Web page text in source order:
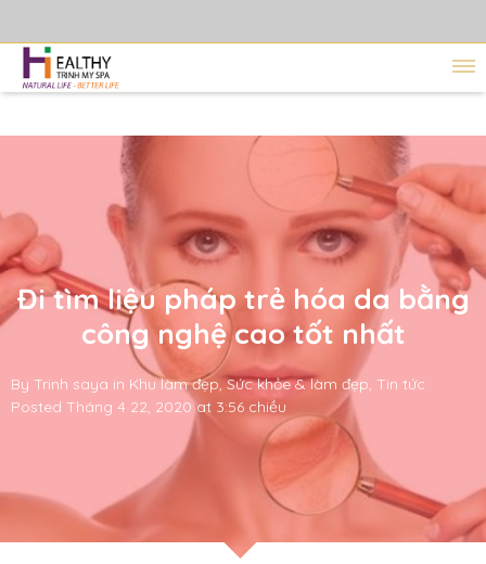
Đi tìm liệu pháp trẻ hóa da bằng
công nghệ cao tốt nhất
By Trinh saya in Khu làm đẹp,Sức khỏe & làm đẹp, Tin tức
Posted Tháng 4 22, 2020 at 3:56 chiều